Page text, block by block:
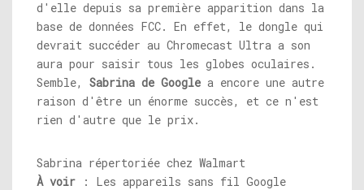
d'elle depuis sa première apparition dans la
base de données FCC. En effet, le dongle qui
devrait succéder au Chromecast Ultra a son
aura pour saisir tous les globes oculaires.
Semble, Sabrina de Google a encore une autre
raison d'être un énorme succès, et ce n'est
rien d'autre que le prix.
Sabrina répertoriée chez Walmart
À voir : Les appareils sans fil Google